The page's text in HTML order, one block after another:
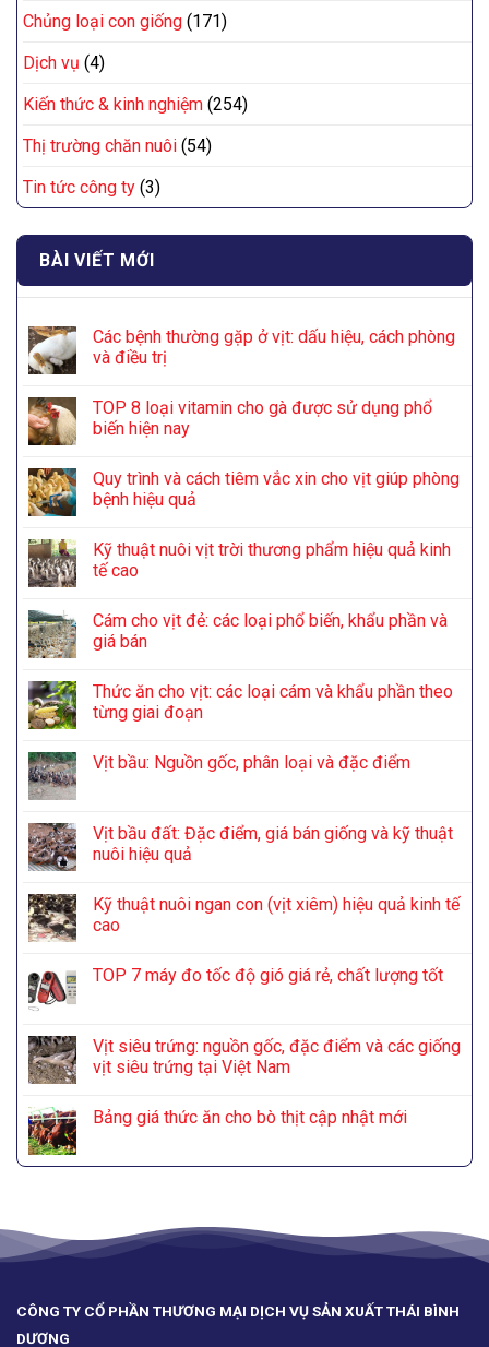
Chủng loại con giống (171)
Dịch vụ (4)
Kiến thức & kinh nghiệm (254)
Thị trường chăn nuôi (54)
Tin tức công ty (3)
BÀI VIẾT MỚI
Các bệnh thường gặp ở vịt: dấu hiệu, cách phòng
và điều trị
TOP 8 loại vitamin cho gà được sử dụng phổ
biến hiện nay
Quy trình và cách tiêm vắc xin cho vịt giúp phòng
bệnh hiệu quả
Kỹ thuật nuôi vịt trời thương phẩm hiệu quả kinh
tế cao
Cám cho vịt đẻ: các loại phổ biến, khẩu phần và
giá bán
Thức ăn cho vịt: các loại cám và khẩu phần theo
từng giai đoạn
Vịt bầu: Nguồn gốc, phân loại và đặc điểm
Vịt bầu đất: Đặc điểm, giá bán giống và kỹ thuật
nuôi hiệu quả
Kỹ thuật nuôi ngan con (vịt xiêm) hiệu quả kinh tế
cao
TOP 7 máy đo tốc độ gió giá rẻ, chất lượng tốt
Vịt siêu trứng: nguồn gốc, đặc điểm và các giống
vịt siêu trứng tại Việt Nam
Bảng giá thức ăn cho bò thịt cập nhật mới
CÔNG TY CỔ PHẦN THƯƠNG MẠI DỊCH VỤ SẢN XUẤT THÁI BÌNH
DƯƠNG